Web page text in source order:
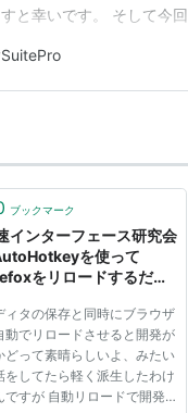
と幸いです。 そして今
ブックマーク
インターフェース研究会
を使って
をリロードするだけ
ィタの保存と同時にブラウザ
動でリロードさせると開発が
どって素晴らしいよ、みたい
をしてたら軽く派生したわけ
ですが 自動リロードで開発